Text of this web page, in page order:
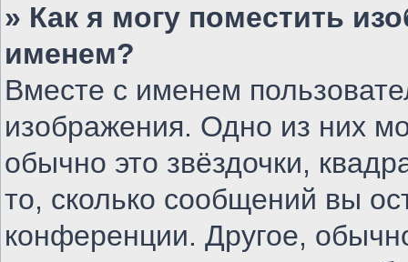
» Как я могу поместить
именем?
Вместе с именем
изображения. Одно из них
обычно это звёздочки,
то, сколько сообщений вы
конференции. Другое,